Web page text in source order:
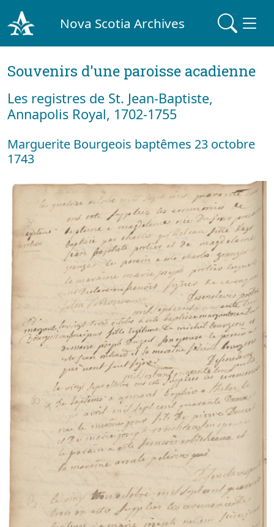
Nova Scotia Archives
Souvenirs d'une paroisse acadienne
Les registres de St. Jean-Baptiste,
Annapolis Royal, 1702-1755
Marguerite Bourgeois baptêmes 23 octobre
1743